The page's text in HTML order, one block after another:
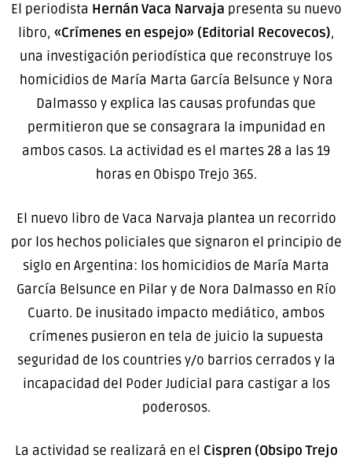
El periodista Hernán Vaca Narvaja presenta su nuevo
libro, «Crímenes en espejo» (Editorial Recovecos),
una investigación periodística que reconstruye los
homicidios de María Marta García Belsunce y Nora
Dalmasso y explica las causas profundas que
permitieron que se consagrara la impunidad en
ambos casos. La actividad es el martes 28 a las 19
horas en Obispo Trejo 365.
El nuevo libro de Vaca Narvaja plantea un recorrido
por los hechos policiales que signaron el principio de
siglo en Argentina: los homicidios de María Marta
García Belsunce en Pilar y de Nora Dalmasso en Río
Cuarto. De inusitado impacto mediático, ambos
crímenes pusieron en tela de juicio la supuesta
seguridad de los countries y/o barrios cerrados y la
incapacidad del Poder Judicial para castigar a los
poderosos.
La actividad se realizará en el Cispren (Obsipo Trejo